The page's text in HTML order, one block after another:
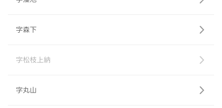
字森下
字松枝上納
字丸山